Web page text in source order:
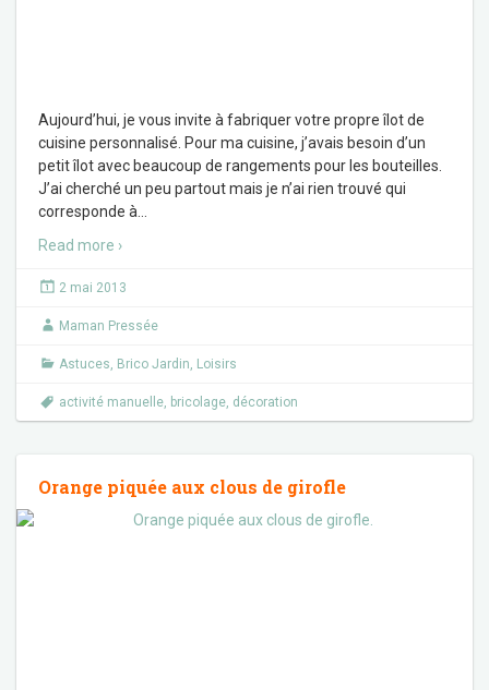
Aujourd’hui, je vous invite à fabriquer votre propre îlot de
cuisine personnalisé. Pour ma cuisine, j’avais besoin d’un
petit îlot avec beaucoup de rangements pour les bouteilles.
J’ai cherché un peu partout mais je n’ai rien trouvé qui
corresponde à
Read more ›
2 mai 2013
Maman Pressée
Astuces, Brico Jardin, Loisirs
activité manuelle, bricolage, décoration
Orange piquée aux clous de girofle